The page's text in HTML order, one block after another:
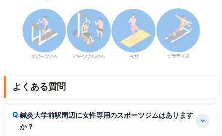
スポーツジム パーソナルジム ヨガ ピラティス
よくある質問
鍼灸大学前駅周辺に女性専用のスポーツジムはあります
か？